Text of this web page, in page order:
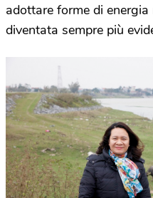
adottare forme di
diventata sempre più